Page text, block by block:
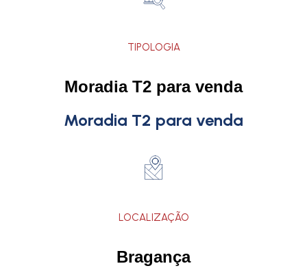
TIPOLOGIA
Moradia T2 para venda
Moradia T2 para venda
LOCALIZAÇÃO
Bragança